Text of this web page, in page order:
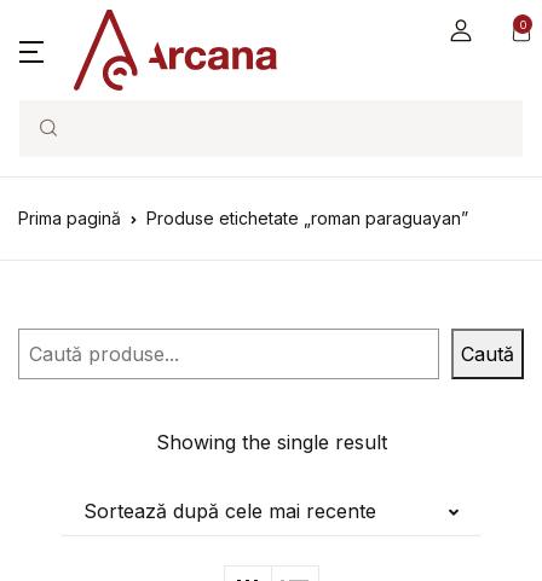
0
Search
Prima pagină Produse etichetate „roman paraguayan”
Caută Caută
Showing the single result
Sortează după cele mai recente